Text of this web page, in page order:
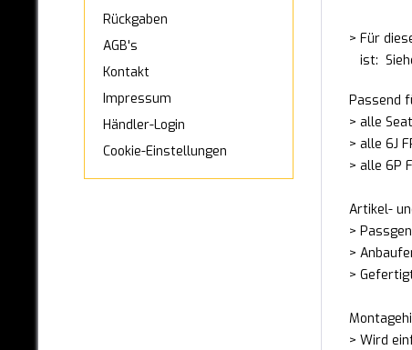
LEXUS
MAN
MAZDA
Rückgaben
AGB's
Kontakt
Impressum
Händler-Login
Cookie-Einstellungen
> Für
ist:
Passend
> alle
> alle 6J
> alle 6P
Artikel-
>
>
>
> Wird